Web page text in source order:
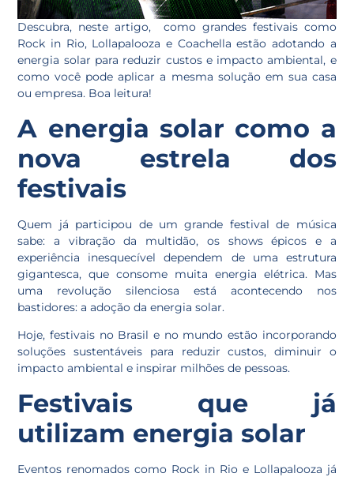
Descubra, neste artigo, como grandes festivais como
Rock in Rio, Lollapalooza e Coachella estão adotando a
energia solar para reduzir custos e impacto ambiental, e
como você pode aplicar a mesma solução em sua casa
ou empresa. Boa leitura!
A energia solar como a
nova estrela dos
festivais
Quem já participou de um grande festival de música
sabe: a vibração da multidão, os shows épicos e a
experiência inesquecível dependem de uma estrutura
gigantesca, que consome muita energia elétrica. Mas
uma revolução silenciosa está acontecendo nos
bastidores: a adoção da energia solar.
Hoje, festivais no Brasil e no mundo estão incorporando
soluções sustentáveis para reduzir custos, diminuir o
impacto ambiental e inspirar milhões de pessoas.
Festivais que já
utilizam energia solar
Eventos renomados como Rock in Rio e Lollapalooza já